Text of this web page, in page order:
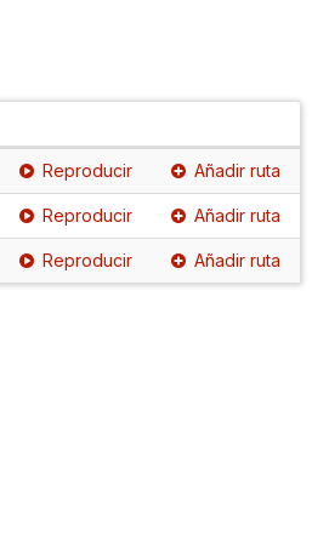
Reproducir Añadir ruta
Reproducir Añadir ruta
Reproducir Añadir ruta